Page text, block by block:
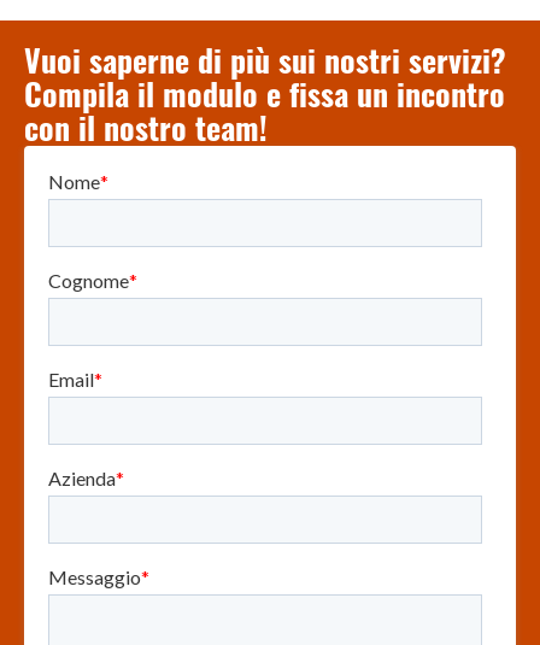
Vuoi saperne di più sui nostri servizi?
Compila il modulo e fissa un incontro
con il nostro team!